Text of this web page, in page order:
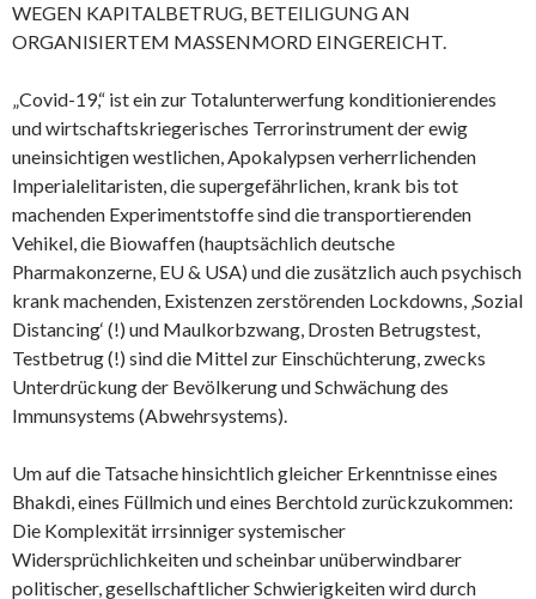
WEGEN KAPITALBETRUG, BETEILIGUNG AN
ORGANISIERTEM MASSENMORD EINGEREICHT.
„Covid-19,“ ist ein zur Totalunterwerfung konditionierendes
und wirtschaftskriegerisches Terrorinstrument der ewig
uneinsichtigen westlichen, Apokalypsen verherrlichenden
Imperialelitaristen, die supergefährlichen, krank bis tot
machenden Experimentstoffe sind die transportierenden
Vehikel, die Biowaffen (hauptsächlich deutsche
Pharmakonzerne, EU & USA) und die zusätzlich auch psychisch
krank machenden, Existenzen zerstörenden Lockdowns, ‚Sozial
Distancing‘ (!) und Maulkorbzwang, Drosten Betrugstest,
Testbetrug (!) sind die Mittel zur Einschüchterung, zwecks
Unterdrückung der Bevölkerung und Schwächung des
Immunsystems (Abwehrsystems).
Um auf die Tatsache hinsichtlich gleicher Erkenntnisse eines
Bhakdi, eines Füllmich und eines Berchtold zurückzukommen:
Die Komplexität irrsinniger systemischer
Widersprüchlichkeiten und scheinbar unüberwindbarer
politischer, gesellschaftlicher Schwierigkeiten wird durch